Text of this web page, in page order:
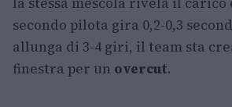
secondo pilota gira 0,2-0,3
allunga di 3-4 giri, il team sta
finestra per un overcut.